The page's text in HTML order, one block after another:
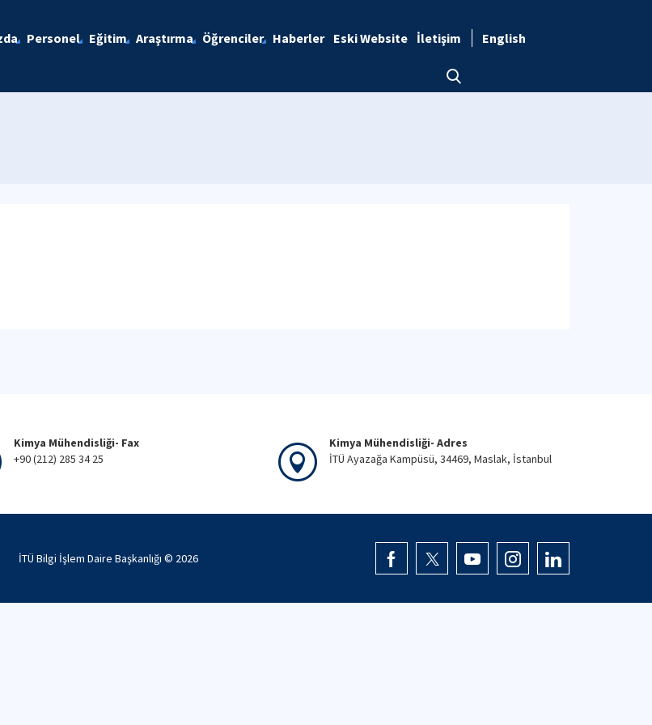
Personel Eğitim Araştırma Öğrenciler Haberler Eski Website İletişim English
Kimya Mühendisliği- Fax
+90 (212) 285 34 25
Kimya Mühendisliği- Adres
İTÜ Ayazağa Kampüsü, 34469, Maslak, İstanbul
İTÜ Bilgi İşlem Daire Başkanlığı © 2026